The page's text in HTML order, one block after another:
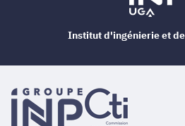
Institut d'ingénierie et